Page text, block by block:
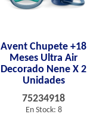
Avent Chupete +18
Meses Ultra Air
Decorado Nene X 2
Unidades
75234918
En Stock: 8